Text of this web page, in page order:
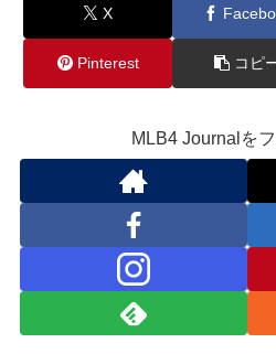
X
Pinterest コピ
MLB4 Journalを